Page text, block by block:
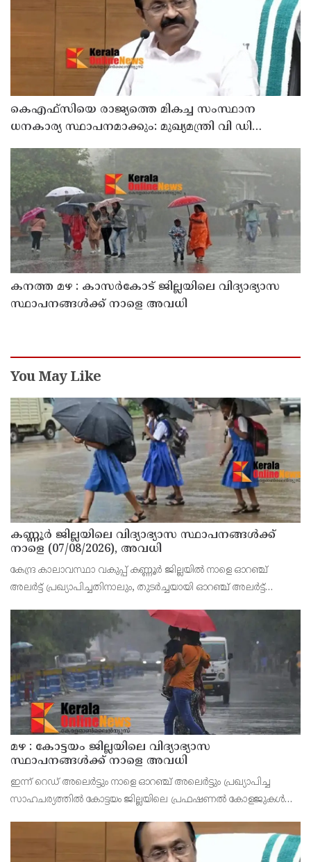
കെഎഫ്‌സിയെ രാജ്യത്തെ മികച്ച സംസ്ഥാന
ധനകാര്യ സ്ഥാപനമാക്കും: മുഖ്യമന്ത്രി വി ഡി
കനത്ത മഴ : കാസർകോട് ജില്ലയിലെ വിദ്യാഭ്യാസ
സ്ഥാപനങ്ങൾക്ക് നാളെ അവധി
You May Like
കണ്ണൂർ ജില്ലയിലെ വിദ്യാഭ്യാസ സ്ഥാപനങ്ങള്‍ക്ക്
നാളെ (07/08/2026), അവധി
കേന്ദ്ര കാലാവസ്ഥാ വകുപ്പ് കണ്ണൂർ ജില്ലയിൽ നാളെ ഓറഞ്ച്
അലർട്ട് പ്രഖ്യാപിച്ചതിനാലും, തുടർച്ചയായി ഓറഞ്ച് അലർട്ട്
ജില്ലയിലെ പ്രൊഫഷണൽ കോളേജ് ഉൾപ്പടെ എല
മഴ : കോട്ടയം ജില്ലയിലെ വിദ്യാഭ്യാസ
സ്ഥാപനങ്ങൾക്ക് നാളെ അവധി
ഇന്ന് റെഡ് അലെർട്ടും നാളെ ഓറഞ്ച് അലെർട്ടും പ്രഖ്യാപിച്ച
സാഹചര്യത്തിൽ കോട്ടയം ജില്ലയിലെ പ്രഫഷണൽ കോളജുകൾ
വെള്ളി) ജില്ലാ കളക്ടർ ചേതൻ കുമാർ മീ